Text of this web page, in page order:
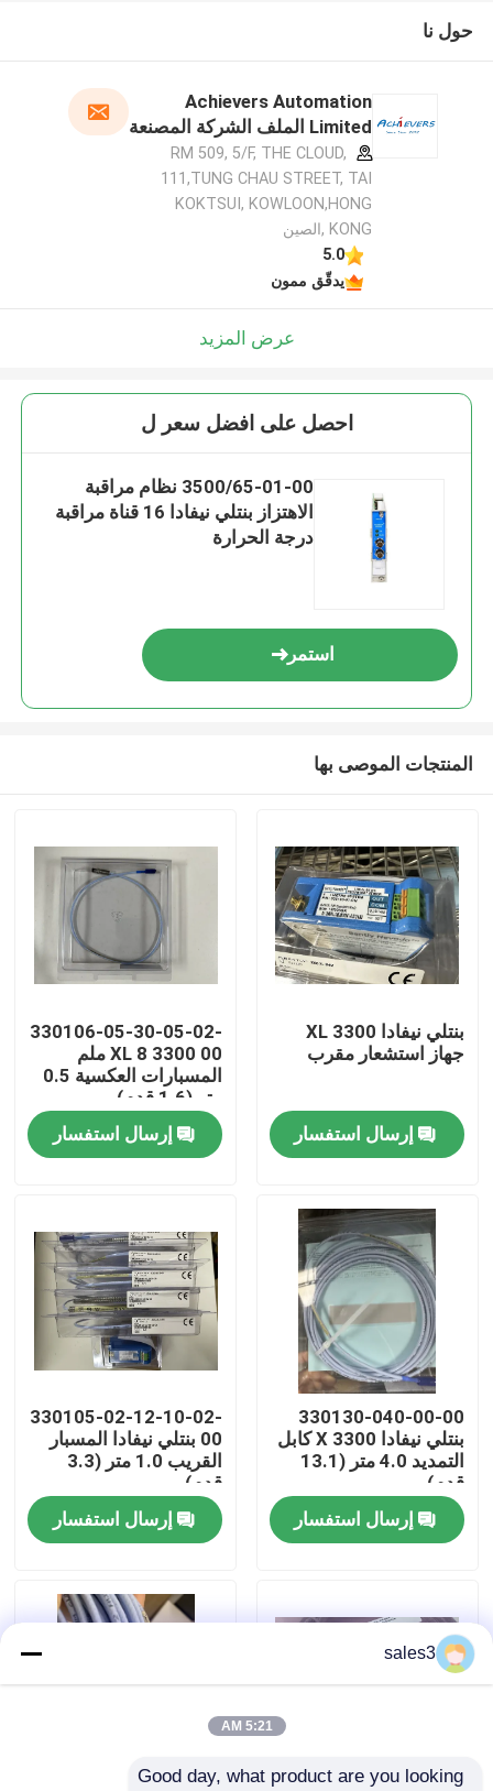
المنزل
المنتجات
حولنا
جولة في المصنع
اتصل بنا
أخبار
News
فاكس الفلفل الحاجز المعزول
حول نا
Achievers Automation
Limited الملف الشركة المصنعة
RM 509, 5/F, THE CLOUD,
111,TUNG CHAU STREET, TAI
KOKTSUI, KOWLOON,HONG
KONG ,الصين
5.0
يدقّق ممون
عرض المزيد
احصل على افضل سعر ل
3500/65-01-00 نظام مراقبة
الاهتزاز بنتلي نيفادا 16 قناة مراقبة
درجة الحرارة
استمر
المنتجات الموصى بها
بنتلي نيفادا 3300 XL
جهاز استشعار مقرب
إرسال استفسار
330106-05-30-05-02-
00 3300 XL 8 ملم
المسبارات العكسية 0.5
متر (1.6 قدم)
إرسال استفسار
330130-040-00-00
بنتلي نيفادا 3300 X كابل
التمديد 4.0 متر (13.1
قدم)
إرسال استفسار
330105-02-12-10-02-
00 بنتلي نيفادا المسبار
القريب 1.0 متر (3.3
قدم)
إرسال استفسار
sales3
5:21 AM
Good day, what product are you looking